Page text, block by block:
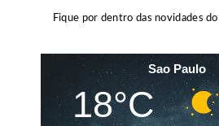
Fique por dentro das novidades
Sao Paulo
18°C